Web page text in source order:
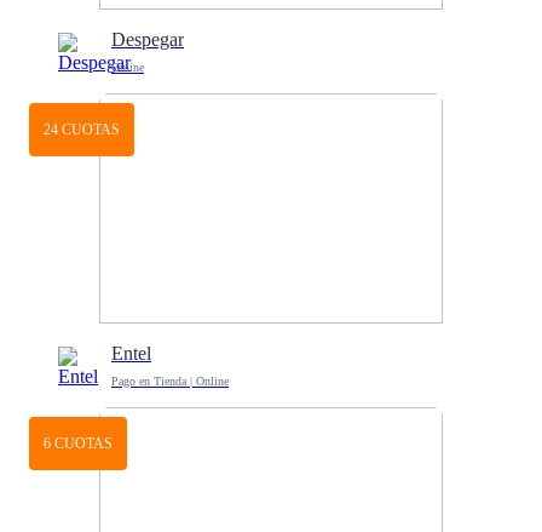
Despegar
Online
24 CUOTAS
Entel
Pago en Tienda | Online
6 CUOTAS